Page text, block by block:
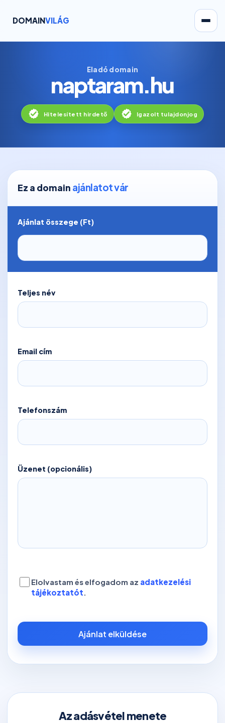
DOMAINVILÁG
Eladó domain
naptaram.hu
Hitelesített hirdető Igazolt tulajdonjog
Ez a domain ajánlatot vár
Ajánlat összege (Ft)
Teljes név
Email cím
Telefonszám
Üzenet (opcionális)
Elolvastam és elfogadom az adatkezelési
tájékoztatót.
Ajánlat elküldése
Az adásvétel menete